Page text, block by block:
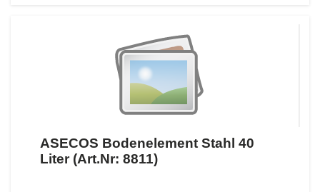
ASECOS Bodenelement Stahl 40
Liter (Art.Nr: 8811)